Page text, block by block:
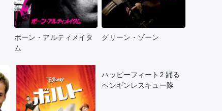
ボーン・アルティメイタ
ム
グリーン・ゾーン
ハッピーフィート2 踊る
ペンギンレスキュー隊